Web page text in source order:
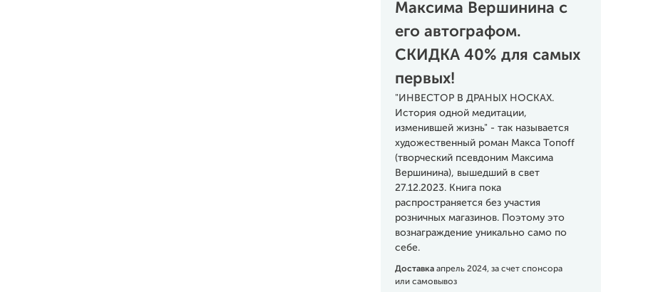
Максима Вершинина с
его автографом.
СКИДКА 40% для самых
первых!
"ИНВЕСТОР В ДРАНЫХ НОСКАХ.
История одной медитации,
изменившей жизнь" - так называется
художественный роман Макса Топоff
(творческий псевдоним Максима
Вершинина), вышедший в свет
27.12.2023. Книга пока
распространяется без участия
розничных магазинов. Поэтому это
вознаграждение уникально само по
себе.
Доставка апрель 2024, за счет спонсора
или самовывоз